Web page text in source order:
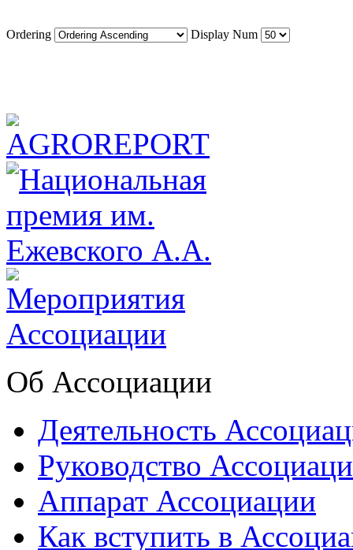
Ordering Display Num
Об Ассоциации
Деятельность
Руководство
Аппарат Ассоциации
Как вступить в